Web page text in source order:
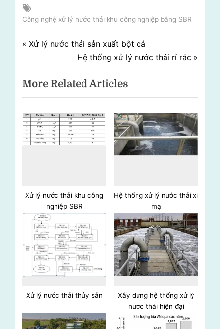
Công nghệ xử lý nước thải khu công nghiệp bằng SBR
Điều
bài
P
v
i
o
u
s
t
Xử lý nước thải sản xuất bột cá
N
x
t
P
o
s
Hệ thống xử lý nước thải rỉ rác
More Related Articles
Xử lý nước thải khu công
nghiệp SBR
Hệ thống xử lý nước thải xi
mạ
Xử lý nước thải thủy sản
Xây dựng hệ thống xử lý
nước thải hiện đại